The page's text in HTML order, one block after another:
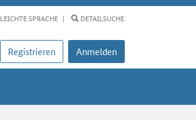
LEICHTE SPRACHE DETAILSUCHE
Registrieren Anmelden